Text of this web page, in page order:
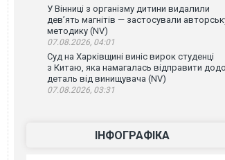
У Вінниці з організму дитини видалили
дев’ять магнітів — застосували
методику (NV)
07.08.2026, 04:01
Суд на Харківщині виніс вирок студенці
з Китаю, яка намагалась відправити
деталь від винищувача (NV)
07.08.2026, 03:31
ІНФОГРАФІКА